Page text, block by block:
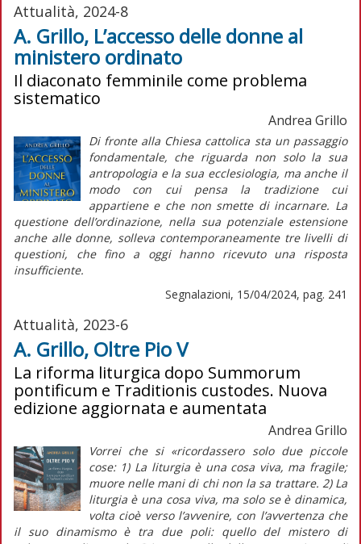
Attualità, 2024-8
A. Grillo, L’accesso delle donne al
ministero ordinato
Il diaconato femminile come problema
sistematico
Andrea Grillo
Di fronte alla Chiesa cattolica sta un passaggio
fondamentale, che riguarda non solo la sua
antropologia e la sua ecclesiologia, ma anche il
modo con cui pensa la tradizione cui
appartiene e che non smette di incarnare. La
questione dell’ordinazione, nella sua potenziale estensione
anche alle donne, solleva contemporaneamente tre livelli di
questioni, che fino a oggi hanno ricevuto una risposta
insufficiente.
Segnalazioni, 15/04/2024, pag. 241
Attualità, 2023-6
A. Grillo, Oltre Pio V
La riforma liturgica dopo Summorum
pontificum e Traditionis custodes. Nuova
edizione aggiornata e aumentata
Andrea Grillo
Vorrei che si «ricordassero solo due piccole
cose: 1) La liturgia è una cosa viva, ma fragile;
muore nelle mani di chi non la sa trattare. 2) La
liturgia è una cosa viva, ma solo se è dinamica,
volta cioè verso l’avvenire, con l’avvertenza che
il suo dinamismo è tra due poli: quello del mistero di